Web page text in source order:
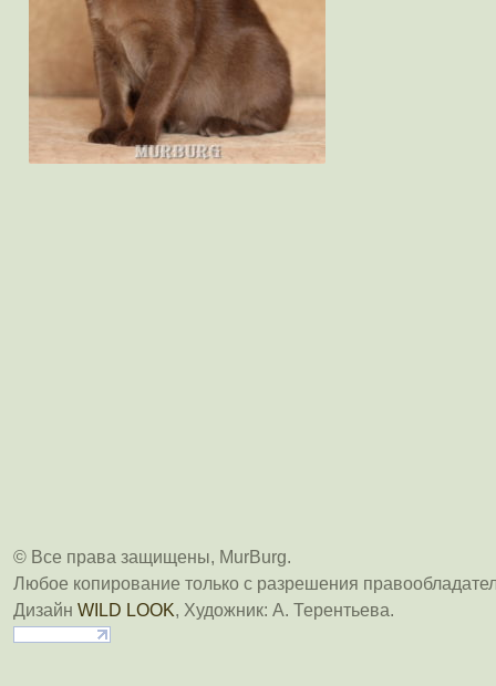
© Все права защищены, MurBurg.
Любое копирование только с разрешения
Дизайн WILD LOOK, Художник: А. Терентьева.